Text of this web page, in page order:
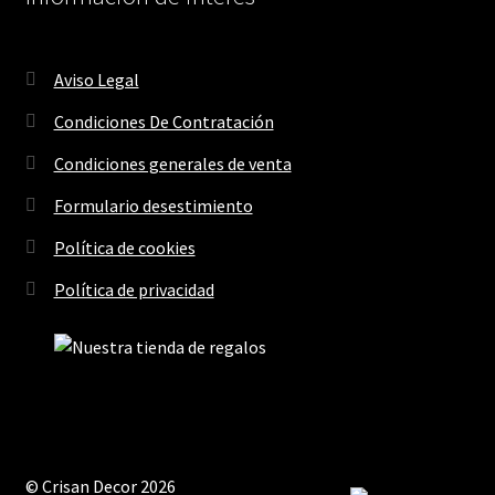
Aviso Legal
Condiciones De Contratación
Condiciones generales de venta
Formulario desestimiento
Política de cookies
Política de privacidad
© Crisan Decor 2026